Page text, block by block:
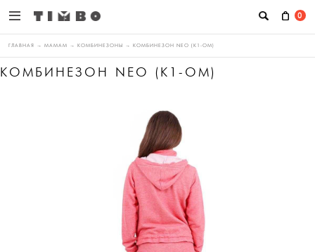
0
ГЛАВНАЯ → МАМАМ → КОМБИНЕЗОНЫ → КОМБИНЕЗОН NEO (К1-ОМ)
КОМБИНЕЗОН NEO (К1-ОМ)